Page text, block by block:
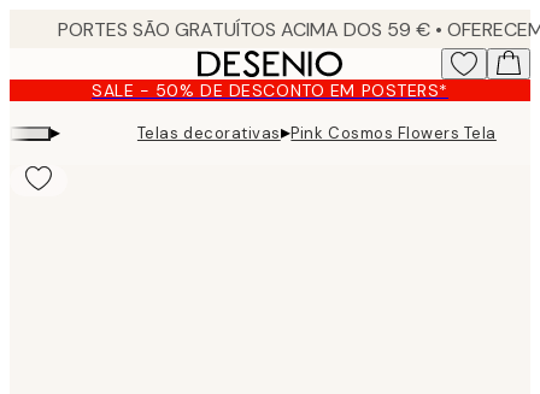
content. SALE - 50% DE DESCONTO EM POSTERS*
▸ Telas decorativas▸Pink Cosmos Flowers Tela